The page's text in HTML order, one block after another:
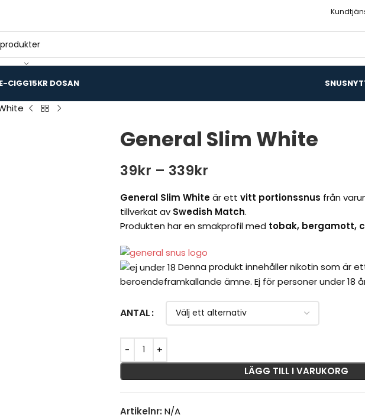
E-CIGG15KR DOSAN
General Slim White
39kr – 339kr
General Slim Whiteär ett vitt portionssnus från
tillverkat av Swedish Match.
Produkten har en smakprofil med tobak, bergamott,
Denna produkt innehåller nikotin som är
beroendeframkallande ämne. Ej för personer under 18
ANTAL
LÄGG TILL I VARUKORG
Artikelnr: N/A